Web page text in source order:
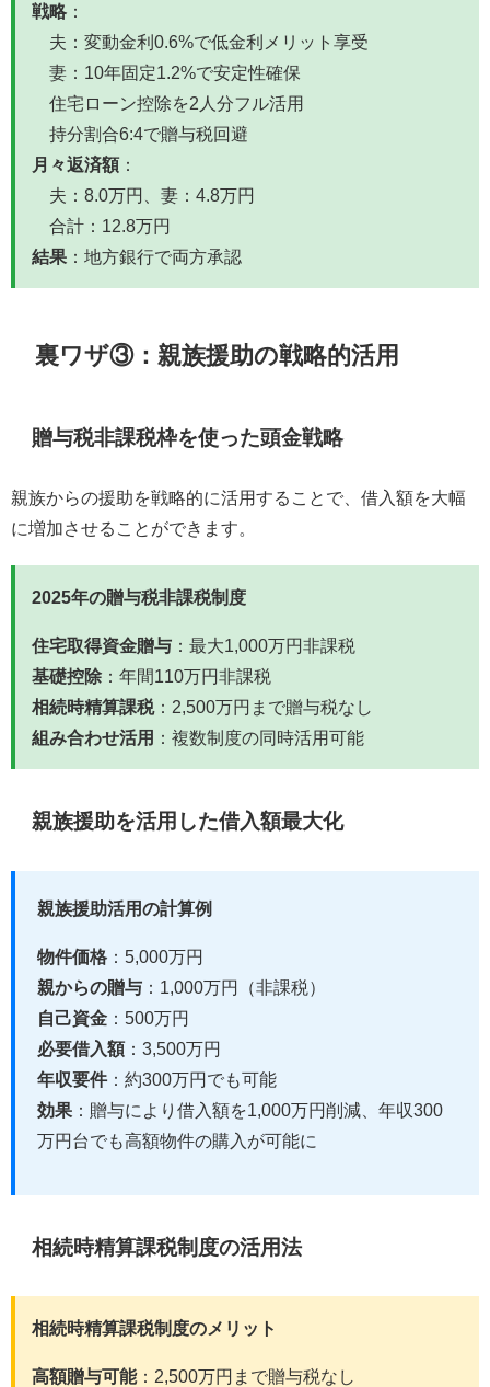
戦略 ：
夫：変動金利0.6%で低金利メリット享受
妻：10年固定1.2%で安定性確保
住宅ローン控除を2人分フル活用
持分割合6:4で贈与税回避
月々返済額：
夫：8.0万円、妻：4.8万円
合計：12.8万円
結果 ：地方銀行で両方承認
裏ワザ③：親族援助の戦略的活用
贈与税非課税枠を使った頭金戦略
親族からの援助を戦略的に活用することで、借入額を大幅
に増加させることができます。
2025年の贈与税非課税制度
住宅取得資金贈与 ：最大1,000万円非課税
基礎控除 ：年間110万円非課税
相続時精算課税：2,500万円まで贈与税なし
組み合わせ活用
：複数制度の同時活用可能
親族援助を活用した借入額最大化
親族援助活用の計算例
物件価格 ：5,000万円
親からの贈与 ：1,000万円（非課税）
自己資金 ：500万円
必要借入額：3,500万円
年収要件：約300万円でも可能
効果 ：贈与により借入額を1,000万円削減、年収300
万円台でも高額物件の購入が可能に
相続時精算課税制度の活用法
相続時精算課税制度のメリット
高額贈与可能：2,500万円まで贈与税なし